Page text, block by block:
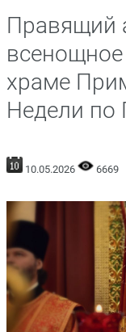
Правящий
храме
Недели по
10.05.2026 6669